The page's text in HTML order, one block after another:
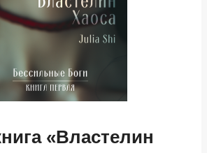
«Властелин